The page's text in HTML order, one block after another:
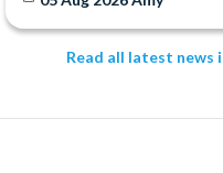
Read all latest news